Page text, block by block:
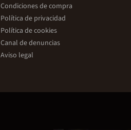
Condiciones de compra
Política de privacidad
Política de cookies
Canal de denuncias
Aviso legal